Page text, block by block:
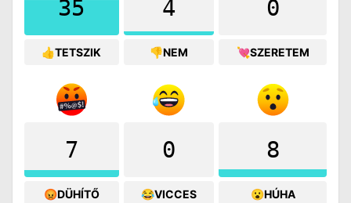
35
👍TETSZIK
4
👎NEM
0
💘SZERETEM
7
😡DÜHÍTŐ
0
😂VICCES
8
😮HÚHA